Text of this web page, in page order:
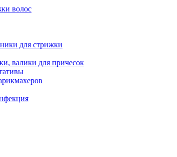
волос
для стрижки
валики для причесок